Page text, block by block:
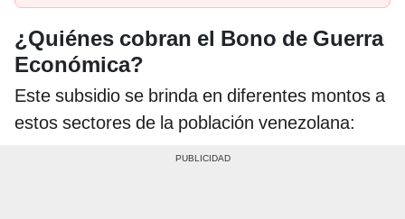
¿Quiénes cobran el Bono de Guerra
Económica?
Este subsidio se brinda en diferentes montos a
estos sectores de la población venezolana: